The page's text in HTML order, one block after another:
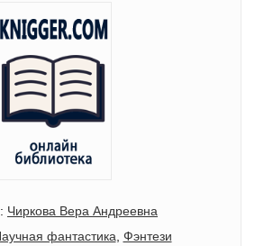
Чиркова Вера Андреевна
фантастика Фэнтези